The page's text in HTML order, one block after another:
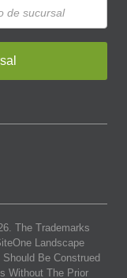
. The Trademarks
Landscape
Be Construed
Without The Prior